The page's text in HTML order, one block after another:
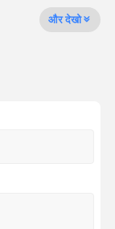
और देखो